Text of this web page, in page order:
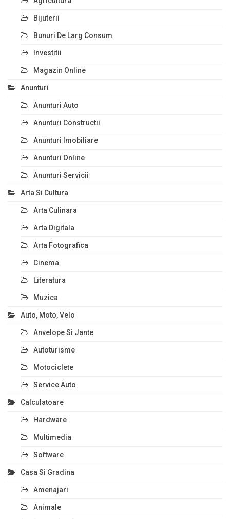
Bijuterii
Bunuri De Larg Consum
Investitii
Magazin Online
Anunturi
Anunturi Auto
Anunturi Constructii
Anunturi Imobiliare
Anunturi Online
Anunturi Servicii
Arta Si Cultura
Arta Culinara
Arta Digitala
Arta Fotografica
Cinema
Literatura
Muzica
Auto, Moto, Velo
Anvelope Si Jante
Autoturisme
Motociclete
Service Auto
Calculatoare
Hardware
Multimedia
Software
Casa Si Gradina
Amenajari
Animale